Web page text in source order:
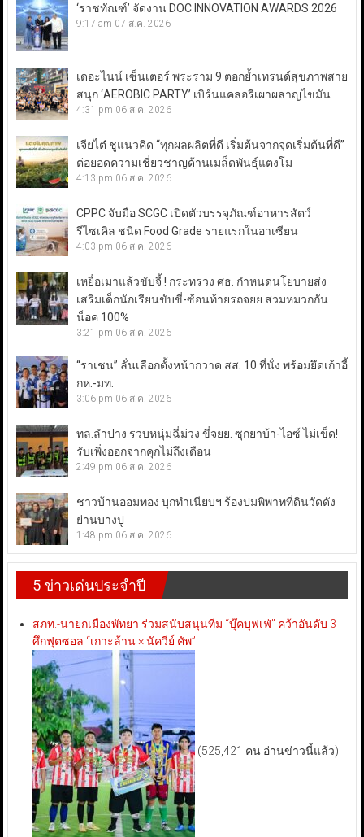
‘ราชทัณฑ์’ จัดงาน DOC INNOVATION AWARDS 2026
9:17 am 07 ส.ค. 2026
เดอะไนน์ เซ็นเตอร์ พระราม 9 ตอกย้ำเทรนด์สุขภาพสาย
สนุก ‘AEROBIC PARTY’ เบิร์นแคลอรีเผาผลาญไขมัน
4:31 pm 06 ส.ค. 2026
เจียไต๋ ชูแนวคิด “ทุกผลผลิตที่ดี เริ่มต้นจากจุดเริ่มต้นที่ดี”
ต่อยอดความเชี่ยวชาญด้านเมล็ดพันธุ์แตงโม
4:13 pm 06 ส.ค. 2026
CPPC จับมือ SCGC เปิดตัวบรรจุภัณฑ์อาหารสัตว์
รีไซเคิล ชนิด Food Grade รายแรกในอาเซียน
4:03 pm 06 ส.ค. 2026
เหยื่อเมาแล้วขับจี้ ! กระทรวง ศธ. กำหนดนโยบายส่ง
เสริมเด็กนักเรียนขับขี่-ซ้อนท้ายรถจยย.สวมหมวกกัน
น็อค 100%
3:21 pm 06 ส.ค. 2026
“ราเชน” ลั่นเลือกตั้งหน้ากวาด สส. 10 ที่นั่ง พร้อมยึดเก้าอี้
กห.-มท.
3:06 pm 06 ส.ค. 2026
ทล.ลำปาง รวบหนุ่มฉี่ม่วง ขี่จยย. ซุกยาบ้า-ไอซ์ ไม่เข็ด!
รับเพิ่งออกจากคุกไม่ถึงเดือน
2:49 pm 06 ส.ค. 2026
ชาวบ้านออมทอง บุกทำเนียบฯ ร้องปมพิพาทที่ดินวัดดัง
ย่านบางปู
1:48 pm 06 ส.ค. 2026
5 ข่าวเด่นประจำปี
สภท.-นายกเมืองพัทยา ร่วมสนับสนุนทีม “บุ๊คบุฟเฟ่” คว้าอันดับ 3
ศึกฟุตซอล “เกาะล้าน × นัควีย์ คัพ”
(525,421 คน อ่านข่าวนี้แล้ว)